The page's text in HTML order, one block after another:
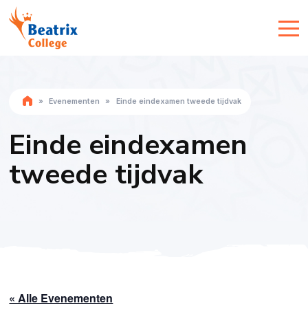
» Evenementen » Einde eindexamen tweede tijdvak
Einde eindexamen
tweede tijdvak
« Alle Evenementen